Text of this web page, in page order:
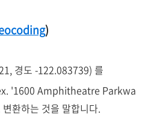
)
경도 -122.083739) 를
'1600 Amphitheatre Parkwa
변환하는 것을 말합니다.